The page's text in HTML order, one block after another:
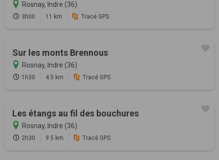
Rosnay, Indre (36)
3h00 11 km Tracé GPS
Sur les monts Brennous
Rosnay, Indre (36)
1h30 4.5 km Tracé GPS
Les étangs au fil des bouchures
Rosnay, Indre (36)
2h30 9.5 km Tracé GPS